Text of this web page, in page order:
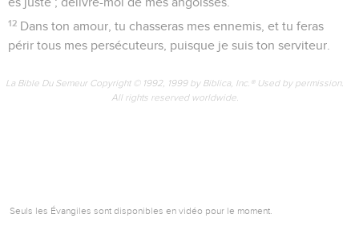
12 Dans ton amour, tu chasseras mes ennemis, et tu feras
périr tous mes persécuteurs, puisque je suis ton serviteur.
La Bible Du Semeur Copyright © 1992, 1999 by Biblica, Inc.® Used by permission.
All rights reserved worldwide.
Seuls les Évangiles sont disponibles en vidéo pour le moment.